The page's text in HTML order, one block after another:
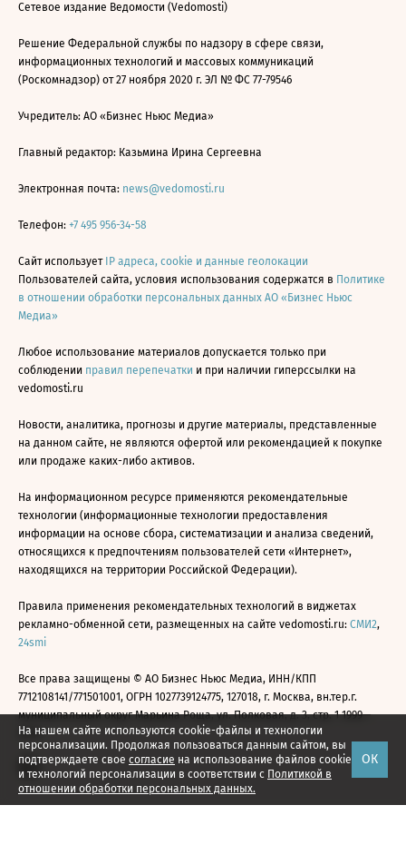
На нашем сайте используются cookie-файлы и технологии
персонализации. Продолжая пользоваться данным сайтом, вы
подтверждаете свое согласие на использование файлов cookie
и технологий персонализации в соответствии с Политикой в
отношении обработки персональных данных.
ОК
Сетевое издание Ведомости (Vedomosti)
Решение Федеральной службы по надзору в сфере связи,
информационных технологий и массовых коммуникаций
(Роскомнадзор) от 27 ноября 2020 г. ЭЛ № ФС 77-79546
Учредитель: АО «Бизнес Ньюс Медиа»
Главный редактор: Казьмина Ирина Сергеевна
Электронная почта: news@vedomosti.ru
Телефон: +7 495 956-34-58
Сайт использует IP адреса, cookie и данные геолокации
Пользователей сайта, условия использования содержатся в Политике
в отношении обработки персональных данных АО «Бизнес Ньюс
Медиа»
Любое использование материалов допускается только при
соблюдении правил перепечатки и при наличии гиперссылки на
vedomosti.ru
Новости, аналитика, прогнозы и другие материалы, представленные
на данном сайте, не являются офертой или рекомендацией к покупке
или продаже каких-либо активов.
На информационном ресурсе применяются рекомендательные
технологии (информационные технологии предоставления
информации на основе сбора, систематизации и анализа сведений,
относящихся к предпочтениям пользователей сети «Интернет»,
находящихся на территории Российской Федерации).
Правила применения рекомендательных технологий в виджетах
рекламно-обменной сети, размещенных на сайте vedomosti.ru: СМИ2,
24smi
Все права защищены © АО Бизнес Ньюс Медиа, ИНН/КПП
7712108141/771501001, ОГРН 1027739124775, 127018, г. Москва, вн.тер.г.
муниципальный округ Марьина Роща, ул. Полковая, д. 3, стр. 1 1999—
2026